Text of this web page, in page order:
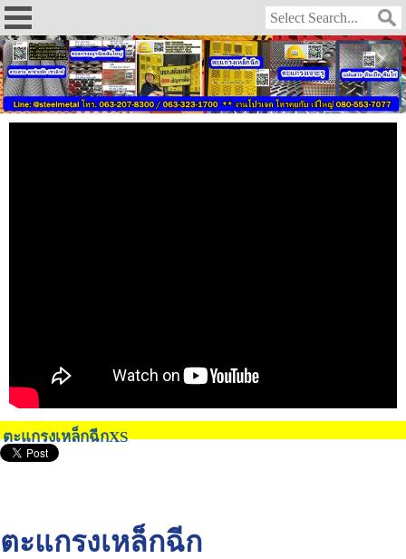
ตะแกรงเหล็กฉีกXS
ตะแกรงเหล็กฉีก